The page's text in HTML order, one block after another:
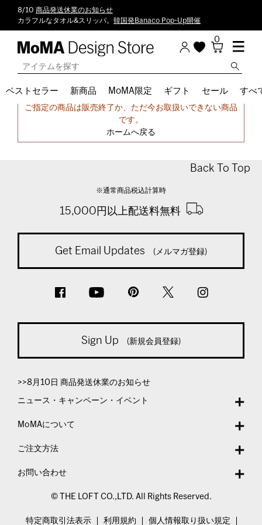
8/10 商品発送休業のお知らせ
カラフルなタオル&スリッパ。 韓国発Banaco Pop-Up開催
0
ベストセラー 新商品 MoMA限定 ギフト セール すべ
申し訳ございません。
ご指定の商品は販売終了か、ただ今お取扱いできない商品
です。
ホームへ戻る
Back To Top
※通常商品税込計算時
15,000円以上配送料無料
Get Email Updates (メルマガ登録)
Sign Up (新規会員登録)
>>8月10日 商品発送休業のお知らせ
ニュース・キャンペーン・イベント
MoMAについて
ご注文方法
お問い合わせ
© THE LOFT CO.,LTD. All Rights Reserved.
特定商取引法表示 利用規約 個人情報取り扱い規定